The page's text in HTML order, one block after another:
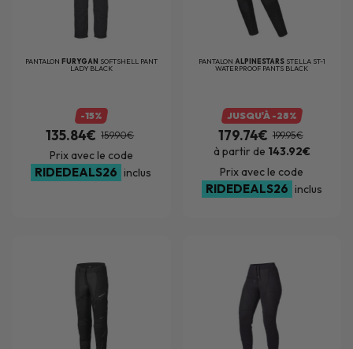
PANTALON FURYGAN SOFTSHELL PANT
LADY BLACK
-15%
135.84€ 159.90€
Prix avec le code
RIDEDEALS26 inclus
PANTALON ALPINESTARS STELLA ST-1
WATERPROOF PANTS BLACK
JUSQU'À -28%
179.74€ 199.95€
à partir de 143.92€
Prix avec le code
RIDEDEALS26 inclus